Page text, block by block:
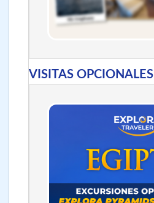
VISITAS OPCIONALES